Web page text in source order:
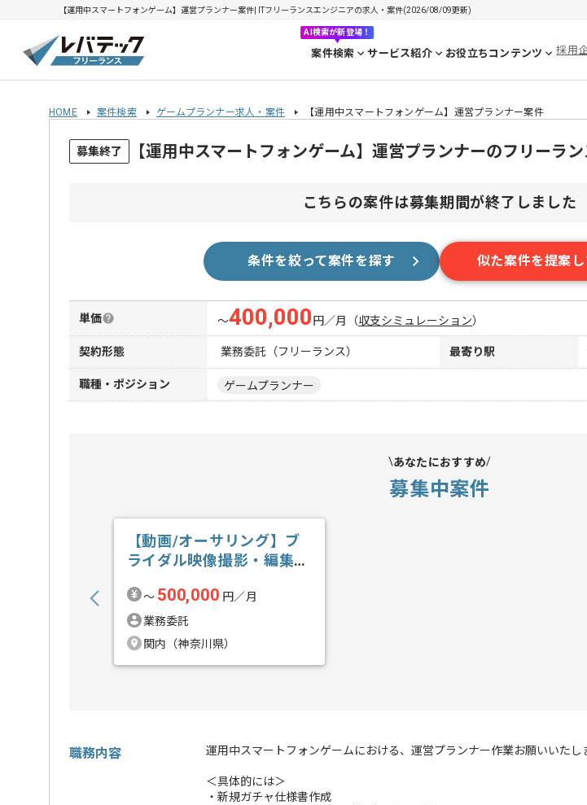
【運用中スマートフォンゲーム】運営プランナー案件| ITフリーランスエンジニアの求人・案件(2026/08/09更新)
AI検索が新登場！
案件検索 サービス紹介 お役立ちコンテンツ 採用
HOME 案件検索 ゲームプランナー求人・案件 【運用中スマートフォンゲーム】運営プランナー案件
募集終了 【運用中スマートフォンゲーム】運営プランナーのフリーラ
こちらの案件は募集期間が終了しました
条件を絞って案件を探す 似た案件を提案し
単価 〜400,000 円／月 （収支シミュレーション）
契約形態 業務委託（フリーランス） 最寄り駅
職種・ポジション ゲームプランナー
あなたにおすすめ
募集中案件
【動画/オーサリング】ブ
ライダル映像撮影・編集の
〜 500,000 円／月
業務委託
関内（神奈川県）
職務内容 運用中スマートフォンゲームにおける、運営プランナー作業お願いいたし
＜具体的には＞
・新規ガチャ仕様書作成